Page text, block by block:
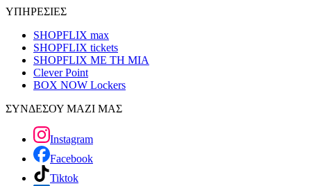
ΥΠΗΡΕΣΙΕΣ
SHOPFLIX max
SHOPFLIX tickets
SHOPFLIX ΜΕ ΤΗ ΜΙΑ
Clever Point
BOX NOW Lockers
ΣΥΝΔΕΣΟΥ ΜΑΖΙ ΜΑΣ
Instagram
Facebook
Tiktok